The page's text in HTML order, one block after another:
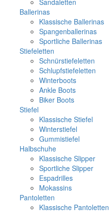
Sandaletten
Ballerinas
Klassische Ballerinas
Spangenballerinas
Sportliche Ballerinas
Stiefeletten
Schnürstiefeletten
Schlupfstiefeletten
Winterboots
Ankle Boots
Biker Boots
Stiefel
Klassische Stiefel
Winterstiefel
Gummistiefel
Halbschuhe
Klassische Slipper
Sportliche Slipper
Espadrilles
Mokassins
Pantoletten
Klassische Pantoletten